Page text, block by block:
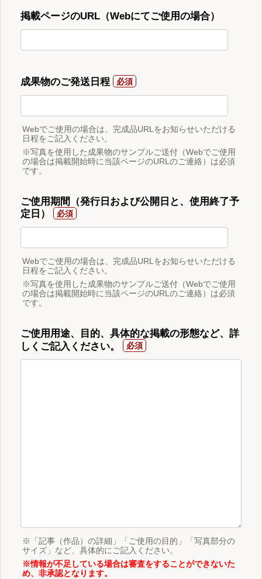
掲載ページのURL（Webにてご使用の場合）
成果物のご発送日程
Webでご使用の場合は、完成品URLをお知らせいただける
日程をご記入ください。
※写真を使用した成果物のサンプルご送付（Webでご使用
の場合は掲載開始時に当該ページのURLのご連絡）は必須
です。
ご使用期間（発行日および公開日と、使用終了予
定日）
Webでご使用の場合は、完成品URLをお知らせいただける
日程をご記入ください。
※写真を使用した成果物のサンプルご送付（Webでご使用
の場合は掲載開始時に当該ページのURLのご連絡）は必須
です。
ご使用用途、目的、具体的な掲載の形態など、詳
しくご記入ください。
※「記事（作品）の詳細」「ご使用の目的」「写真部分の
サイズ」など、具体的にご記入ください。
※情報が不足している場合は審査をすることができないた
め、非承認となります。